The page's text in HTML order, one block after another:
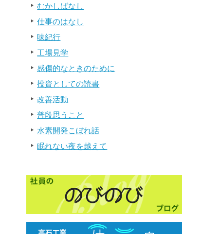
むかしばなし
仕事のはなし
味紀行
工場見学
感傷的なときのために
投資としての読書
改善活動
普段思うこと
水素開発こぼれ話
眠れない夜を越えて